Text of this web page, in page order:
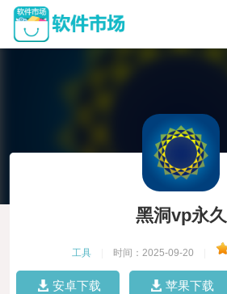
黑洞vp永久
工具 时间：2025-09-20
安卓下载 苹果下载